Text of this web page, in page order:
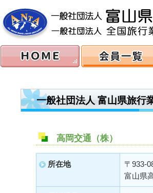
一般社団法人 富山県旅
高岡交通（株）
所在地
〒933-
富山県